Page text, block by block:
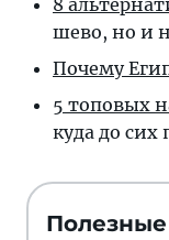
ше­во, но и
Почему
5 топовых
ку­да до